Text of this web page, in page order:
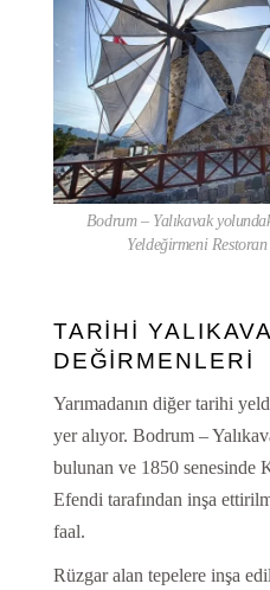
Bodrum – Yalıkavak
Yeldeğirmeni
TARİHİ
DEĞİRMENLERİ
Yarımadanın diğer tarihi
yer alıyor. Bodrum –
bulunan ve 1850 senesinde
Efendi tarafından inşa
faal.
Rüzgar alan tepelere inşa